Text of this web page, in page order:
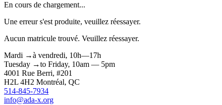
En cours de chargement...
Une erreur s'est produite, veuillez réessayer.
Aucun matricule trouvé. Veuillez réessayer.
Mardi →à vendredi, 10h—17h
Tuesday →to Friday, 10am — 5pm
4001 Rue Berri, #201
H2L 4H2 Montréal, QC
514-845-7934
info@ada-x.org